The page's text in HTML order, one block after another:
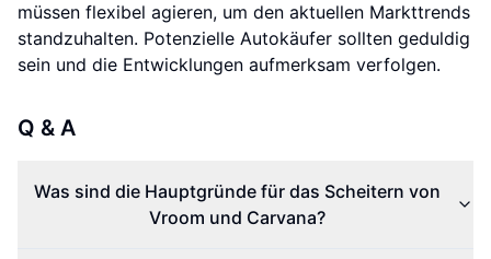
müssen flexibel agieren, um den aktuellen Markttrends
standzuhalten. Potenzielle Autokäufer sollten geduldig
sein und die Entwicklungen aufmerksam verfolgen.
Q & A
Was sind die Hauptgründe für das Scheitern von
Vroom und Carvana?